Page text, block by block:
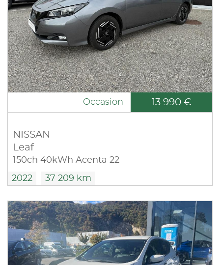
Occasion 13 990 €
NISSAN
Leaf
150ch 40kWh Acenta 22
2022 37 209 km